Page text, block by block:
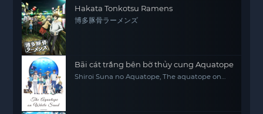
Hakata Tonkotsu Ramens
博多豚骨ラーメンズ
Bãi cát trắng bên bờ thủy cung Aquatope
Shiroi Suna no Aquatope, The aquatope on